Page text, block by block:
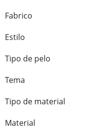
Fabrico
Estilo
Tipo de pelo
Tema
Tipo de material
Material